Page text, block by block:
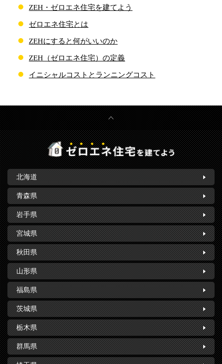
ZEH・ゼロエネ住宅を建てよう
ゼロエネ住宅とは
ZEHにすると何がいいのか
ZEH（ゼロエネ住宅）の定義
イニシャルコストとランニングコスト
北海道
青森県
岩手県
宮城県
秋田県
山形県
福島県
茨城県
栃木県
群馬県